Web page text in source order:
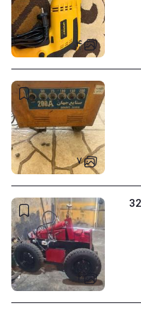
۴
۷
۲
قیچی میلگرد بر قیچی خم برش میلگرد 32